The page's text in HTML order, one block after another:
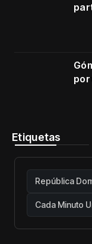
por
Etiquetas
República
Cada Minuto